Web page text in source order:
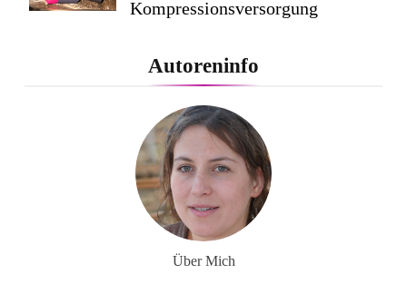
Kompressionsversorgung
PEPE JEANS LONDON AW26
Flachste mechanische
Weltzeituhr gewinnt Red Dot:
Best of the Best 2026 / NOMOS
Glashütte erzielt 94 von 100
Punkten.
Autoreninfo
Über Mich